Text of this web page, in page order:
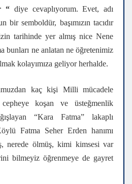
“ diye cevaplıyorum. Evet, adı
bir semboldür, başımızın tacıdır
tarihinde yer almış nice Nene
bunları ne anlatan ne öğretenimiz
kolayımıza geliyor herhalde.
kaç kişi Milli mücadele
koşan ve üsteğmenlik
“Kara Fatma” lakaplı
Fatma Seher Erden hanımı
nerede ölmüş, kimi kimsesi var
bilmeyiz öğrenmeye de gayret